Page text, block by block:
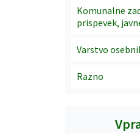
Komunalne
prispevek,
Varstvo
Razno